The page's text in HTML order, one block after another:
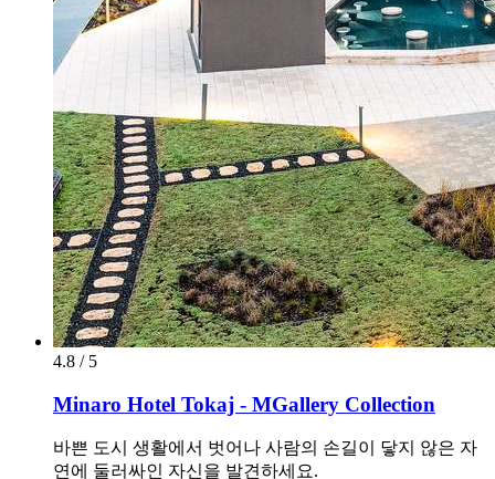
4.8 / 5
Minaro Hotel Tokaj - MGallery Collection
바쁜 도시 생활에서 벗어나 사람의 손길이 닿지 않은 자
연에 둘러싸인 자신을 발견하세요.